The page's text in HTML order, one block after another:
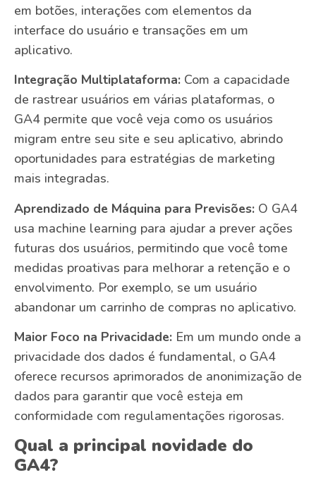
em botões, interações com elementos da
interface do usuário e transações em um
aplicativo.
Integração Multiplataforma: Com a capacidade
de rastrear usuários em várias plataformas, o
GA4 permite que você veja como os usuários
migram entre seu site e seu aplicativo, abrindo
oportunidades para estratégias de marketing
mais integradas.
Aprendizado de Máquina para Previsões: O GA4
usa machine learning para ajudar a prever ações
futuras dos usuários, permitindo que você tome
medidas proativas para melhorar a retenção e o
envolvimento. Por exemplo, se um usuário
abandonar um carrinho de compras no aplicativo.
Maior Foco na Privacidade: Em um mundo onde a
privacidade dos dados é fundamental, o GA4
oferece recursos aprimorados de anonimização de
dados para garantir que você esteja em
conformidade com regulamentações rigorosas.
Qual a principal novidade do
GA4?